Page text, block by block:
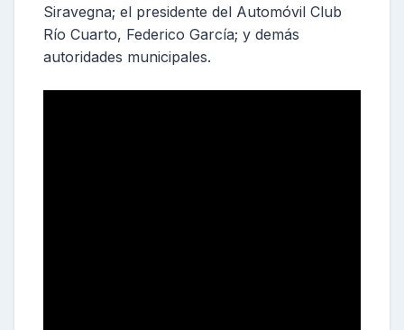
Siravegna; el presidente del Automóvil Club
Río Cuarto, Federico García; y demás
autoridades municipales.